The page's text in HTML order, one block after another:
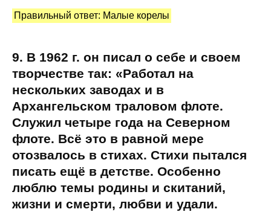
Правильный ответ: Малые корелы
9. В 1962 г. он писал о себе и своем
творчестве так: «Работал на
нескольких заводах и в
Архангельском траловом флоте.
Служил четыре года на Северном
флоте. Всё это в равной мере
отозвалось в стихах. Стихи пытался
писать ещё в детстве. Особенно
люблю темы родины и скитаний,
жизни и смерти, любви и удали.